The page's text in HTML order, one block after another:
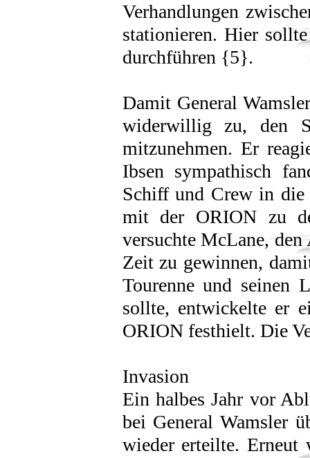
Verhandlungen
stationieren. Hier
durchführen {5}.
Damit General
widerwillig zu, den
mitzunehmen. Er
Ibsen sympathisch
Schiff und Crew in
mit der ORION zu
versuchte McLane,
Zeit zu gewinnen,
Tourenne und seinen
sollte, entwickelte er
ORION festhielt. Die
Invasion
Ein halbes Jahr vor
bei General Wamsler
wieder erteilte. Erneut